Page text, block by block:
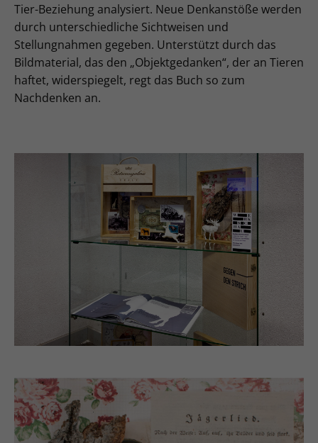
Tier-Beziehung analysiert. Neue Denkanstöße werden
durch unterschiedliche Sichtweisen und
Stellungnahmen gegeben. Unterstützt durch das
Bildmaterial, das den „Objektgedanken“, der an Tieren
haftet, widerspiegelt, regt das Buch so zum
Nachdenken an.